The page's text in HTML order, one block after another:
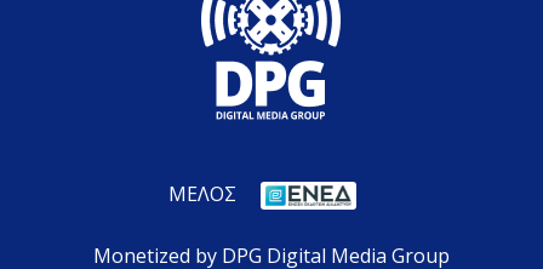
ΜΕΛΟΣ
Monetized by DPG Digital Media Group